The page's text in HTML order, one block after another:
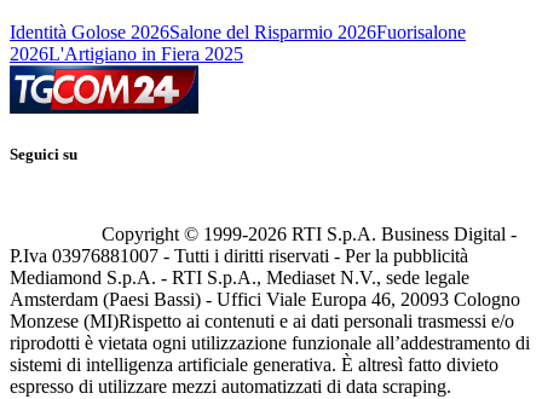
Identità Golose 2026Salone del Risparmio 2026Fuorisalone
2026L'Artigiano in Fiera 2025
Seguici su
Copyright © 1999-2026 RTI S.p.A. Business Digital -
P.Iva 03976881007 - Tutti i diritti riservati - Per la pubblicità
Mediamond S.p.A. - RTI S.p.A., Mediaset N.V., sede legale
Amsterdam (Paesi Bassi) - Uffici Viale Europa 46, 20093 Cologno
Monzese (MI)Rispetto ai contenuti e ai dati personali trasmessi e/o
riprodotti è vietata ogni utilizzazione funzionale all’addestramento di
sistemi di intelligenza artificiale generativa. È altresì fatto divieto
espresso di utilizzare mezzi automatizzati di data scraping.